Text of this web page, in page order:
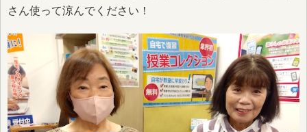
さん使って涼んでください！